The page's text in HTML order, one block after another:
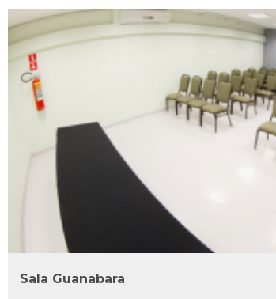
L1
L2
L3
Sala Guanabara